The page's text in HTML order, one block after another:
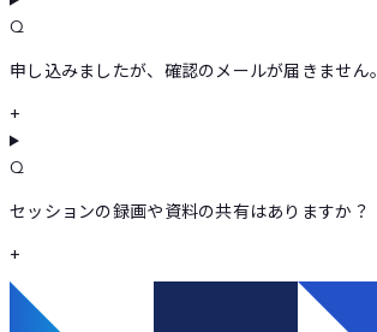
Q
申し込みましたが、確認のメールが届きません。
+
Q
セッションの録画や資料の共有はありますか？
+